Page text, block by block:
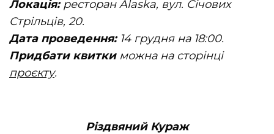
Локація:ресторан Alaska, вул. Січових
Стрільців, 20.
Дата проведення:14 грудня на 18:00.
Придбати квитки можна на сторінці
проєкту.
Різдвяний Кураж